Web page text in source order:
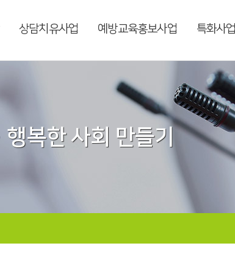
상담치유사업 예방교육홍보사업 특화사업
복한 사회 만들기